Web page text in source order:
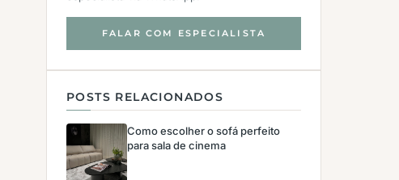
FALAR COM ESPECIALISTA
POSTS RELACIONADOS
Como escolher o sofá perfeito
para sala de cinema